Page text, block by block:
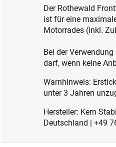
Der Rothewald
ist für eine
Motorrades (inkl.
Bei der
darf, wenn keine
Warnhinweis:
unter 3 Jahren
Hersteller: Kern
Deutschland | +49